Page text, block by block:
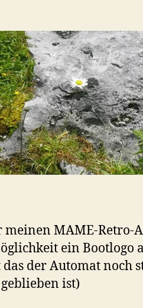
meinen MAME-Retro-
ein Bootlogo
der Automat noch
ist)